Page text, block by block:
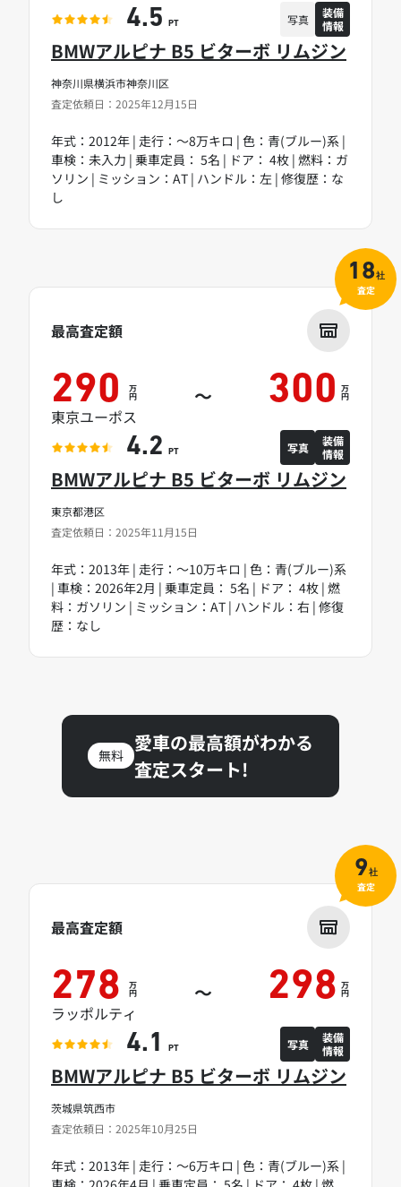
神奈川県横浜市神奈川区
査定依頼日：2025年12月15日
BMWアルピナ B5 ビターボ リムジン
年式：2012年 | 走行：～8万キロ | 色：青(ブルー)系 |
車検：未入力 | 乗車定員： 5名 | ドア： 4枚 | 燃料：ガ
ソリン | ミッション：AT | ハンドル：左 | 修復歴：な
し
4.5 PT 写真
装備
情報
東京都港区
査定依頼日：2025年11月15日
BMWアルピナ B5 ビターボ リムジン
年式：2013年 | 走行：～10万キロ | 色：青(ブルー)系
| 車検：2026年2月 | 乗車定員： 5名 | ドア： 4枚 | 燃
料：ガソリン | ミッション：AT | ハンドル：右 | 修復
歴：なし
最高査定額
290 万
円 ～ 300 万
円
東京ユーポス
4.2 PT 写真
装備
情報
18社
査定
無料
愛車の最高額がわかる
査定スタート!
茨城県筑西市
査定依頼日：2025年10月25日
BMWアルピナ B5 ビターボ リムジン
年式：2013年 | 走行：～6万キロ | 色：青(ブルー)系 |
最高査定額
278 万
円 ～ 298 万
円
ラッポルティ
4.1 PT 写真
装備
情報
9社
査定